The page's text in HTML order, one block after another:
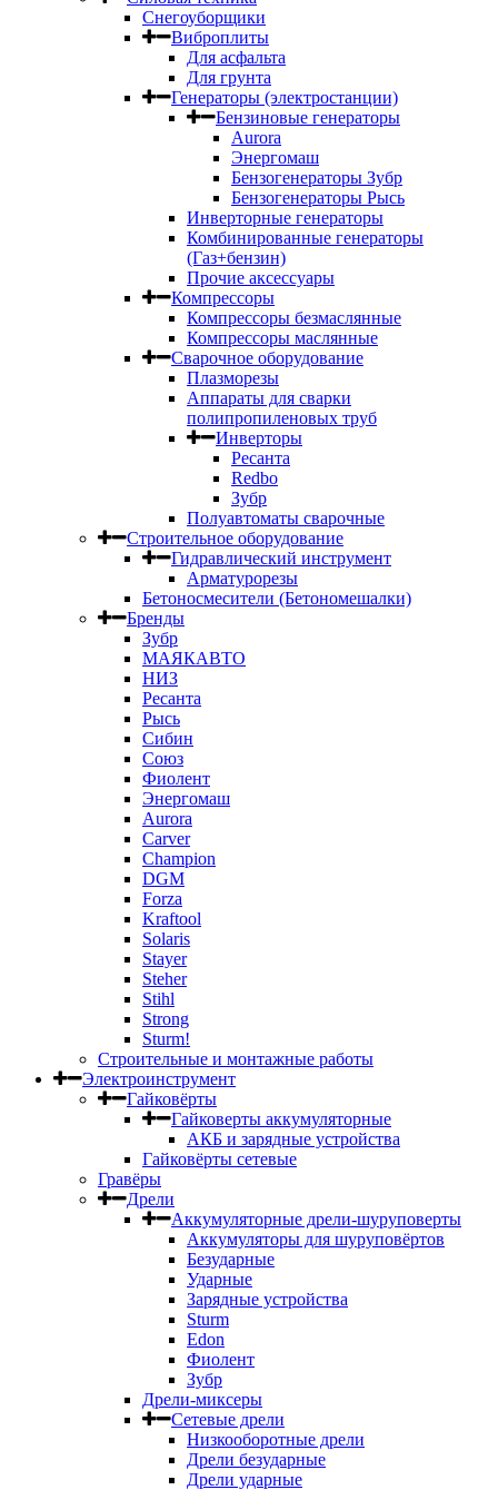
Снегоуборщики
Виброплиты
Для асфальта
Для грунта
Генераторы (электростанции)
Бензиновые генераторы
Aurora
Энергомаш
Бензогенераторы Зубр
Бензогенераторы Рысь
Инверторные генераторы
Комбинированные генераторы
(Газ+бензин)
Прочие аксессуары
Компрессоры
Компрессоры безмаслянные
Компрессоры маслянные
Сварочное оборудование
Плазморезы
Аппараты для сварки
полипропиленовых труб
Инверторы
Ресанта
Redbo
Зубр
Полуавтоматы сварочные
Строительное оборудование
Гидравлический инструмент
Арматурорезы
Бетоносмесители (Бетономешалки)
Бренды
Зубр
МАЯКАВТО
НИЗ
Ресанта
Рысь
Сибин
Союз
Фиолент
Энергомаш
Aurora
Carver
Champion
DGM
Forza
Kraftool
Solaris
Stayer
Steher
Stihl
Strong
Sturm!
Строительные и монтажные работы
Электроинструмент
Гайковёрты
Гайковерты аккумуляторные
АКБ и зарядные устройства
Гайковёрты сетевые
Гравёры
Дрели
Аккумуляторные дрели-шуруповерты
Аккумуляторы для шуруповёртов
Безударные
Ударные
Зарядные устройства
Sturm
Edon
Фиолент
Зубр
Дрели-миксеры
Сетевые дрели
Низкооборотные дрели
Дрели безударные
Дрели ударные